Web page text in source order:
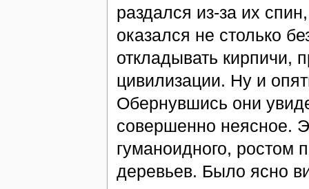
раздался из-за их
оказался не столько
откладывать кирпичи,
цивилизации. Ну и
Обернувшись они
совершенно неясное.
гуманоидного, ростом
деревьев. Было ясно